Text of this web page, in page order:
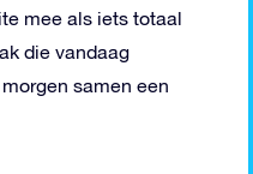
mee als iets totaal
die vandaag
samen een